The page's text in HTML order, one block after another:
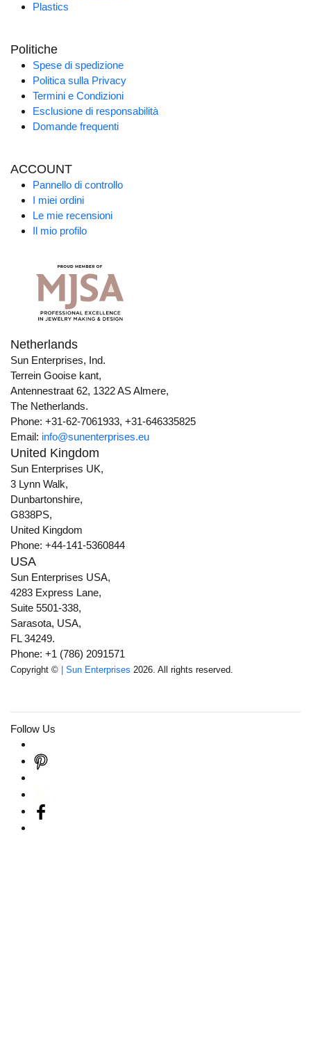
Plastics
Politiche
Spese di spedizione
Politica sulla Privacy
Termini e Condizioni
Esclusione di responsabilità
Domande frequenti
ACCOUNT
Pannello di controllo
I miei ordini
Le mie recensioni
Il mio profilo
Netherlands
Sun Enterprises, Ind.
Terrein Gooise kant,
Antennestraat 62, 1322 AS Almere,
The Netherlands.
Phone: +31-62-7061933, +31-646335825
Email: info@sunenterprises.eu
United Kingdom
Sun Enterprises UK,
3 Lynn Walk,
Dunbartonshire,
G838PS,
United Kingdom
Phone: +44-141-5360844
USA
Sun Enterprises USA,
4283 Express Lane,
Suite 5501-338,
Sarasota, USA,
FL 34249.
Phone: +1 (786) 2091571
Copyright © | Sun Enterprises 2026. All rights reserved.
Follow Us